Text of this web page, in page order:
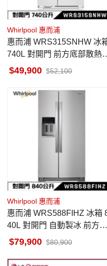
Whirlpool 惠而浦
惠而浦 WRS315SNHW 冰箱
740L 對開門 前方底部散熱
墨西哥製
49,900 52,100
Whirlpool 惠而浦
惠而浦 WRS588FIHZ 冰箱 8
40L 對開門 自動製冰 前方底
部散熱 墨西哥製
79,900 80,900